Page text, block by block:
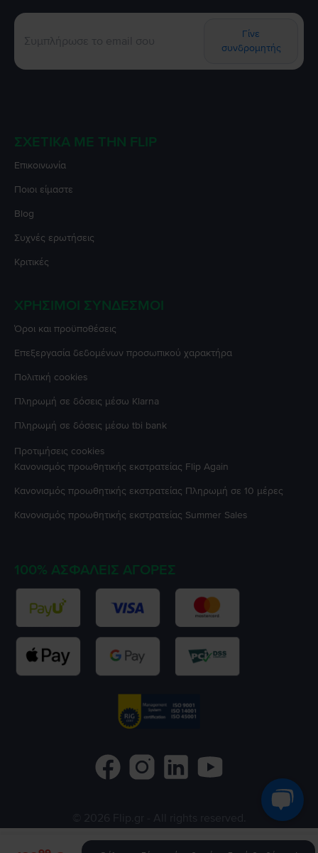
Γίνε
συνδρομητής
ΣΧΕΤΙΚΆ ΜΕ ΤΗΝ FLIP
Επικοινωνία
Ποιοι είμαστε
Blog
Συχνές ερωτήσεις
Κριτικές
ΧΡΉΣΙΜΟΙ ΣΎΝΔΕΣΜΟΙ
Όροι και προϋποθέσεις
Επεξεργασία δεδομένων προσωπικού χαρακτήρα
Πολιτική cookies
Πληρωμή σε δόσεις μέσω Klarna
Πληρωμή σε δόσεις μέσω tbi bank
Προτιμήσεις cookies
Κανονισμός προωθητικής εκστρατείας Flip Again
Κανονισμός προωθητικής εκστρατείας Πληρωμή σε 10 μέρες
Κανονισμός προωθητικής εκστρατείας Summer Sales
100% ΑΣΦΑΛΕΊΣ ΑΓΟΡΈΣ